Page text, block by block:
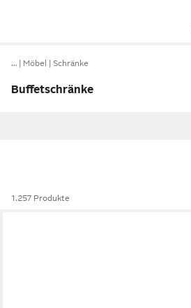
… Möbel Schränke
Buffetschränke
1.257 Produkte